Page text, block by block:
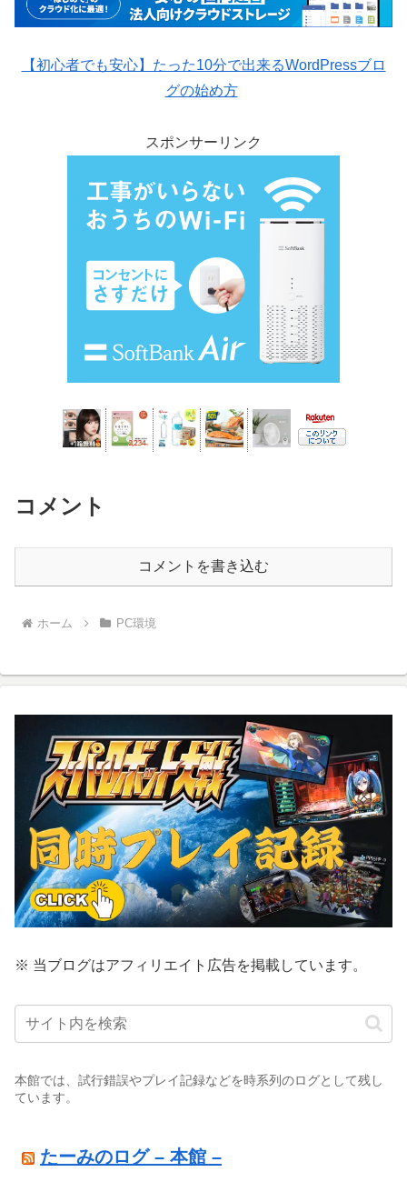
【初心者でも安心】たった10分で出来るWordPressブロ
グの始め方
スポンサーリンク
コメント
コメントを書き込む
ホーム PC環境
※ 当ブログはアフィリエイト広告を掲載しています。
本館では、試行錯誤やプレイ記録などを時系列のログとして残し
ています。
たーみのログ – 本館 –